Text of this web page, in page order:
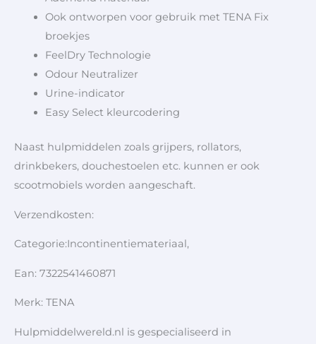
Ook ontworpen voor gebruik met TENA Fix
broekjes
FeelDry Technologie
Odour Neutralizer
Urine-indicator
Easy Select kleurcodering
Naast hulpmiddelen zoals grijpers, rollators,
drinkbekers, douchestoelen etc. kunnen er ook
scootmobiels worden aangeschaft.
Verzendkosten:
Categorie:Incontinentiemateriaal,
Ean: 7322541460871
Merk: TENA
Hulpmiddelwereld.nl is gespecialiseerd in